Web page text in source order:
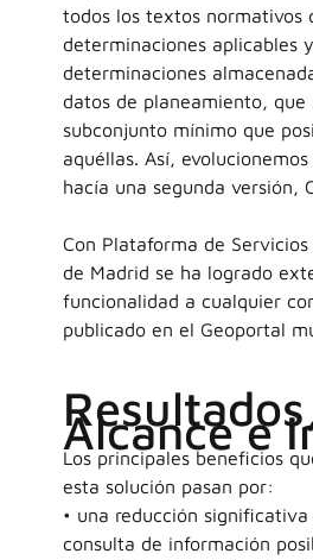
todos los textos normativos
determinaciones aplicables
determinaciones
datos de planeamiento, que
subconjunto mínimo que
aquéllas. Así,
hacía una segunda versión,
Con Plataforma de
de Madrid se ha logrado
funcionalidad a cualquier
publicado en el Geoportal
Alcance e
Los principales beneficios
esta solución pasan por:
• una reducción
consulta de información